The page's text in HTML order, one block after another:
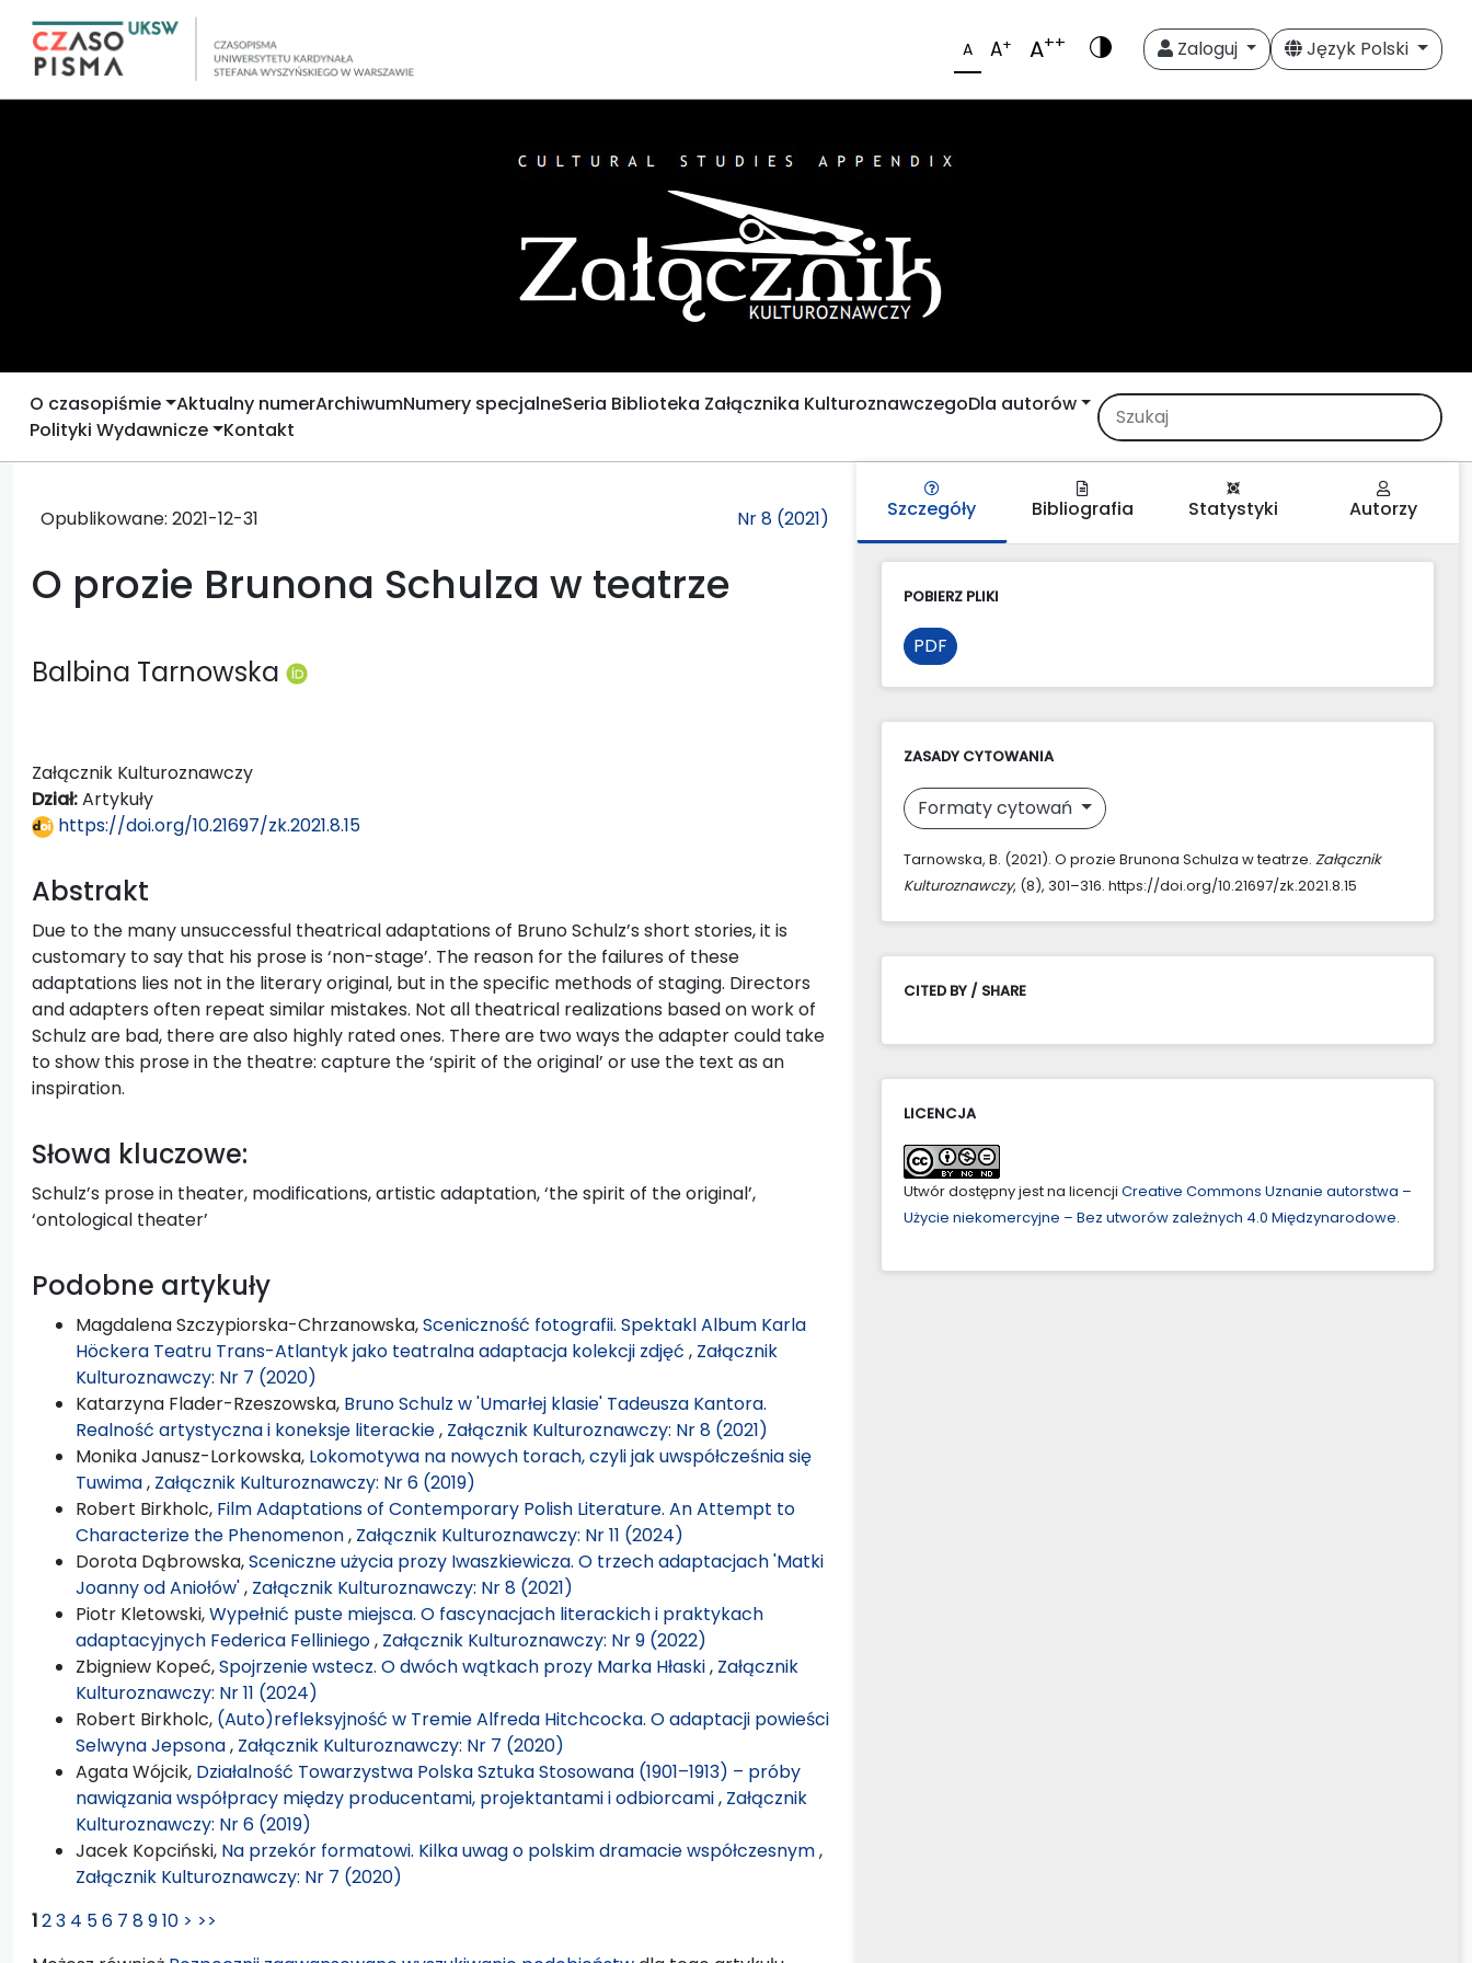
A A+ A++ Zaloguj Język Polski
O czasopiśmie Aktualny numerArchiwumNumery specjalneSeria Biblioteka Załącznika KulturoznawczegoDla autorów
Polityki Wydawnicze Kontakt
Opublikowane: 2021-12-31 Nr 8 (2021)
O prozie Brunona Schulza w teatrze
Balbina Tarnowska
Załącznik Kulturoznawczy
Dział:Artykuły
https://doi.org/10.21697/zk.2021.8.15
Abstrakt
Due to the many unsuccessful theatrical adaptations of Bruno Schulz’s short stories, it is
customary to say that his prose is ‘non-stage’. The reason for the failures of these
adaptations lies not in the literary original, but in the specific methods of staging. Directors
and adapters often repeat similar mistakes. Not all theatrical realizations based on work of
Schulz are bad, there are also highly rated ones. There are two ways the adapter could take
to show this prose in the theatre: capture the ‘spirit of the original’ or use the text as an
inspiration.
Słowa kluczowe:
Schulz’s prose in theater, modifications, artistic adaptation, ‘the spirit of the original’,
‘ontological theater’
Podobne artykuły
Magdalena Szczypiorska-Chrzanowska,Sceniczność fotografii. Spektakl Album Karla
Höckera Teatru Trans-Atlantyk jako teatralna adaptacja kolekcji zdjęć , Załącznik
Kulturoznawczy: Nr 7 (2020)
Katarzyna Flader-Rzeszowska, Bruno Schulz w 'Umarłej klasie' Tadeusza Kantora.
Realność artystyczna i koneksje literackie, Załącznik Kulturoznawczy: Nr 8 (2021)
Monika Janusz-Lorkowska, Lokomotywa na nowych torach, czyli jak uwspółcześnia się
Tuwima, Załącznik Kulturoznawczy: Nr 6 (2019)
Robert Birkholc, Film Adaptations of Contemporary Polish Literature. An Attempt to
Characterize the Phenomenon, Załącznik Kulturoznawczy: Nr 11 (2024)
Dorota Dąbrowska,Sceniczne użycia prozy Iwaszkiewicza. O trzech adaptacjach 'Matki
Joanny od Aniołów', Załącznik Kulturoznawczy: Nr 8 (2021)
Piotr Kletowski,Wypełnić puste miejsca. O fascynacjach literackich i praktykach
adaptacyjnych Federica Felliniego, Załącznik Kulturoznawczy: Nr 9 (2022)
Zbigniew Kopeć,Spojrzenie wstecz. O dwóch wątkach prozy Marka Hłaski, Załącznik
Kulturoznawczy: Nr 11 (2024)
Robert Birkholc, (Auto)refleksyjność w Tremie Alfreda Hitchcocka. O adaptacji powieści
Selwyna Jepsona, Załącznik Kulturoznawczy: Nr 7 (2020)
Agata Wójcik, Działalność Towarzystwa Polska Sztuka Stosowana (1901–1913) – próby
nawiązania współpracy między producentami, projektantami i odbiorcami, Załącznik
Kulturoznawczy: Nr 6 (2019)
Jacek Kopciński, Na przekór formatowi. Kilka uwag o polskim dramacie współczesnym,
Załącznik Kulturoznawczy: Nr 7 (2020)
123 4 56 7 8910 > >>
Szczegóły Bibliografia Statystyki Autorzy
POBIERZ PLIKI
PDF
ZASADY CYTOWANIA
Formaty cytowań
Tarnowska, B. (2021). O prozie Brunona Schulza w teatrze. Załącznik
Kulturoznawczy, (8), 301–316. https://doi.org/10.21697/zk.2021.8.15
CITED BY / SHARE
LICENCJA
Utwór dostępny jest na licencji Creative Commons Uznanie autorstwa –
Użycie niekomercyjne – Bez utworów zależnych 4.0 Międzynarodowe.